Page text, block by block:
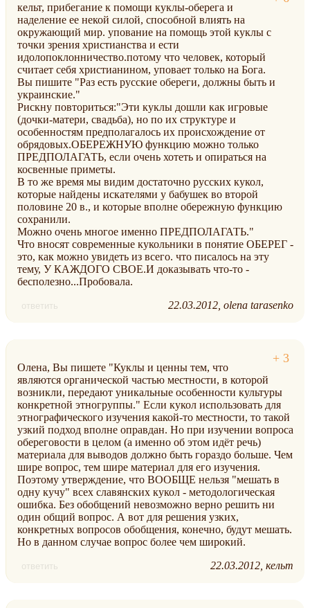
кельт, прибегание к помощи куклы-оберега и
наделение ее некой силой, способной влиять на
окружающий мир. упование на помощь этой куклы с
точки зрения христианства и ести
идолопоклонничество.потому что человек, который
считает себя христианином, уповает только на Бога.
Вы пишите "Раз есть русские обереги, должны быть и
украинские."
Рискну повториться:"Эти куклы дошли как игровые
(дочки-матери, свадьба), но по их структуре и
особенностям предполагалось их происхождение от
обрядовых.ОБЕРЕЖНУЮ функцию можно только
ПРЕДПОЛАГАТЬ, если очень хотеть и опираться на
косвенные приметы.
В то же время мы видим достаточно русских кукол,
которые найдены искателями у бабушек во второй
половине 20 в., и которые вполне обережную функцию
сохранили.
Можно очень многое именно ПРЕДПОЛАГАТЬ."
Что вносят современные кукольники в понятие ОБЕРЕГ -
это, как можно увидеть из всего. что писалось на эту
тему, У КАЖДОГО СВОЕ.И доказывать что-то -
бесполезно...Пробовала.
ответить 22.03.2012 olena tarasenko
Олена, Вы пишете "Куклы и ценны тем, что
являются органической частью местности, в которой
возникли, передают уникальные особенности культуры
конкретной этногруппы." Если кукол использовать для
этнографического изучения какой-то местности, то такой
узкий подход вполне оправдан. Но при изучении вопроса
обереговости в целом (а именно об этом идёт речь)
материала для выводов должно быть гораздо больше. Чем
шире вопрос, тем шире материал для его изучения.
Поэтому утверждение, что ВООБЩЕ нельзя "мешать в
одну кучу" всех славянских кукол - методологическая
ошибка. Без обобщений невозможно верно решить ни
один общий вопрос. А вот для решения узких,
конкретных вопросов обобщения, конечно, будут мешать.
Но в данном случае вопрос более чем широкий.
ответить 22.03.2012 кельт